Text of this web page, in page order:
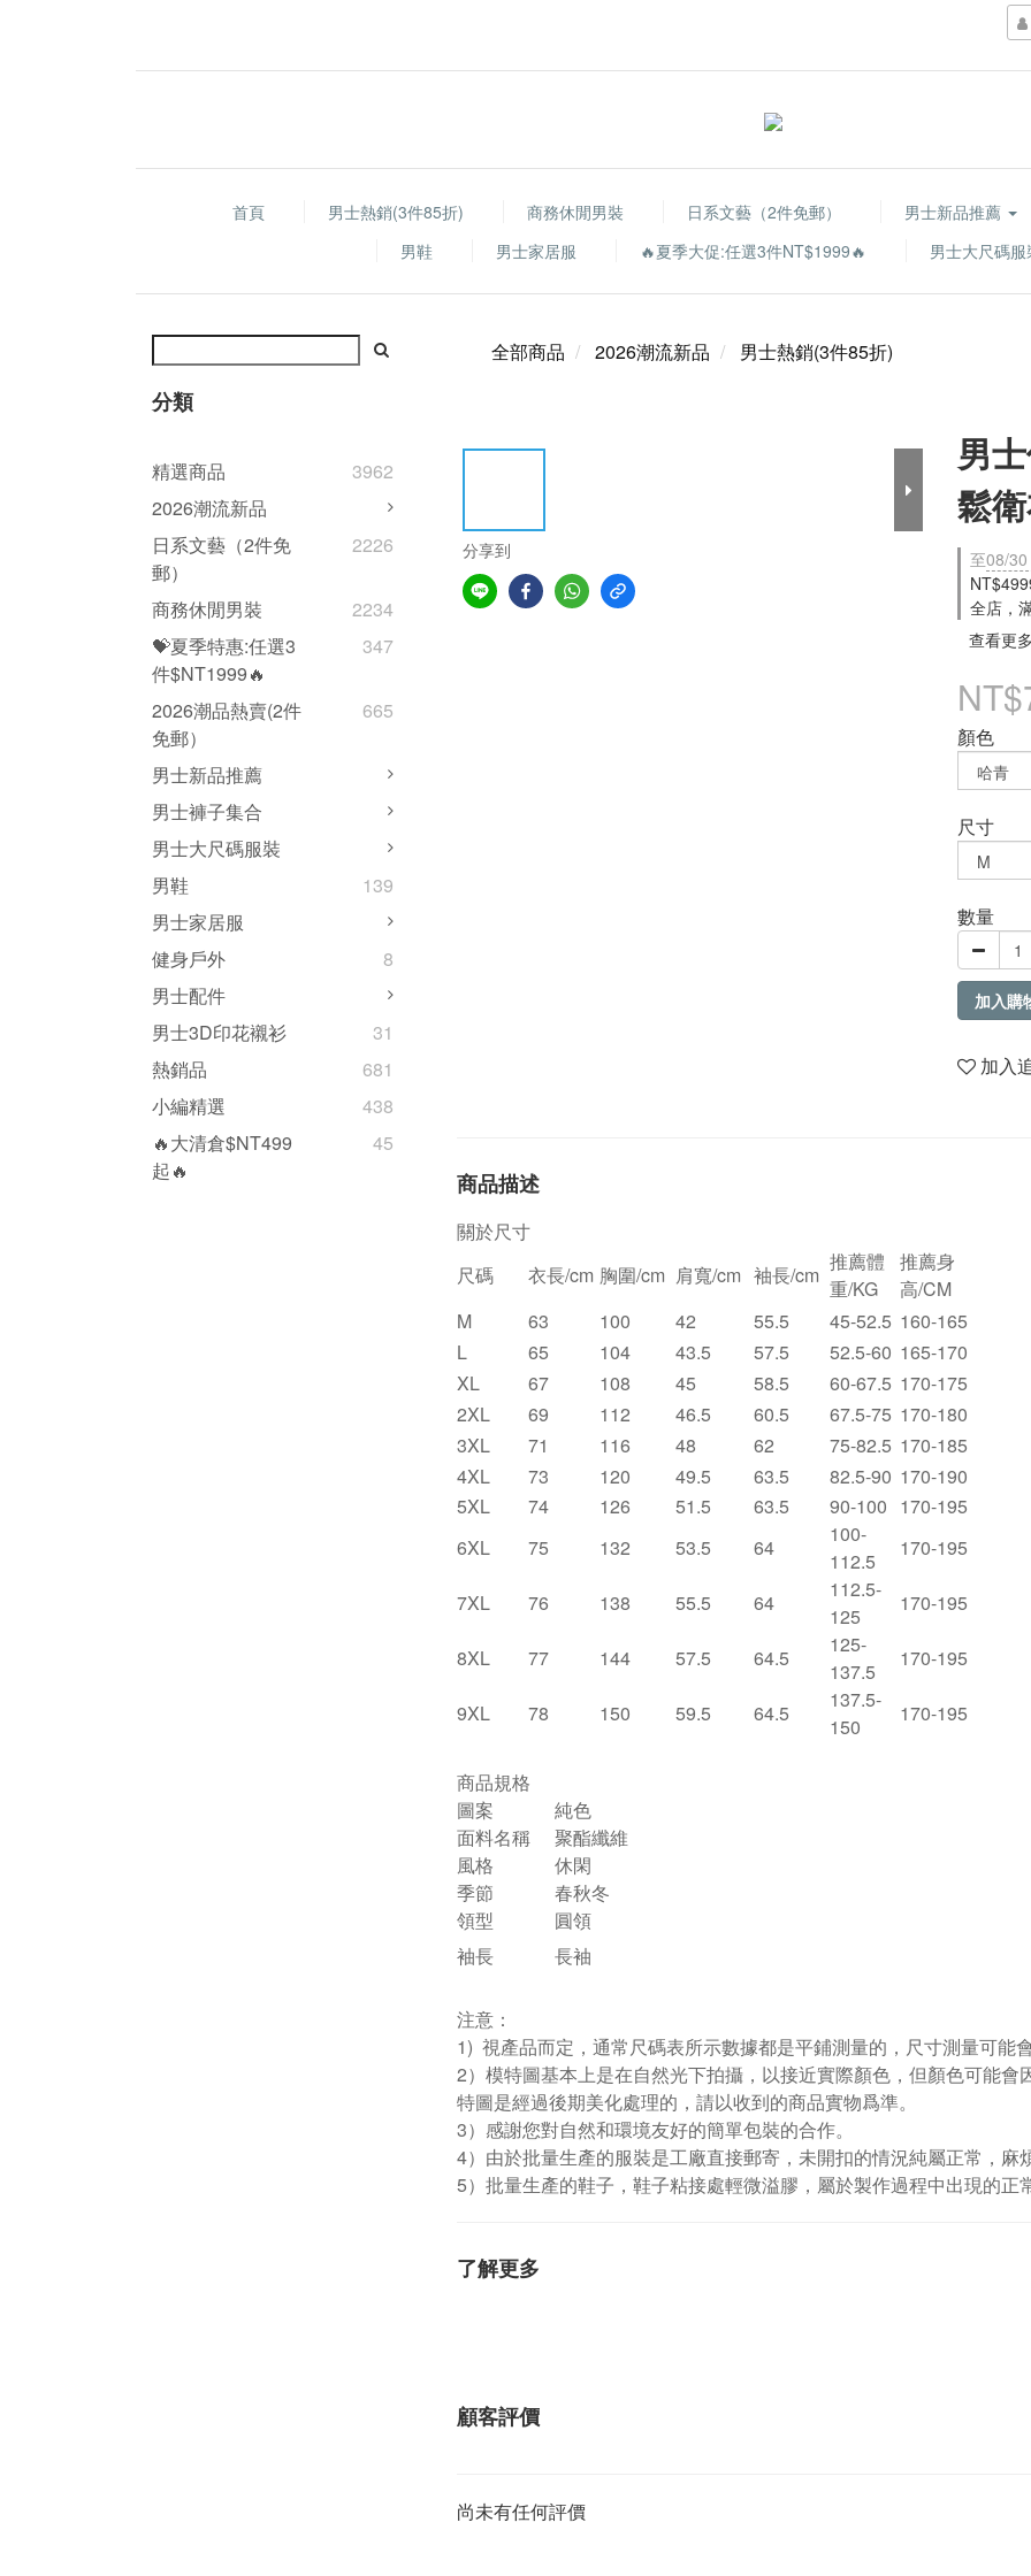
首頁 男士熱銷(3件85折) 商務休閒男裝 日系文藝（2件免郵）
男士新品推薦
男鞋
男士家居服 🔥夏季大促:任選3件NT$1999🔥 男士大尺碼服
分類
精選商品
3962
2026潮流新品
日系文藝（2件免
郵）
2226
商務休閒男裝
2234
💝夏季特惠:任選3
件$NT1999🔥
347
2026潮品熱賣(2件
免郵）
665
男士新品推薦
男士褲子集合
男士大尺碼服裝
男鞋
139
男士家居服
健身戶外
8
男士配件
男士3D印花襯衫
31
熱銷品
681
小編精選
438
🔥大清倉$NT499
起🔥
45
全部商品 2026潮流新品 男士熱銷(3件85折)
分享到
男
鬆
至08/
全店，
查看更
顏色
尺寸
數量
加入購
加入
商品描述
關於尺寸
尺碼
衣長/cm 胸圍/cm 肩寬/cm 袖長/cm
推薦體
重/KG
推薦身
高/CM
M
63 100 42 55.5 45-52.5 160-165
L
65 104 43.5 57.5 52.5-60 165-170
XL
67 108 45 58.5 60-67.5 170-175
2XL
69 112 46.5 60.5 67.5-75 170-180
3XL
71 116 48 62 75-82.5 170-185
4XL
73 120 49.5 63.5 82.5-90 170-190
5XL
74 126 51.5 63.5 90-100 170-195
6XL
75 132 53.5 64
100-
112.5
170-195
7XL 76 138 55.5 64
112.5-
125
170-195
8XL 77 144 57.5 64.5
125-
137.5
170-195
9XL 78 150 59.5 64.5
137.5-
150
170-195
商品規格
圖案
純色
面料名稱
聚酯纖維
風格
休閑
季節
春秋冬
領型
圓領
袖長
長袖
注意：
1) 視產品而定，通常尺碼表所示數據都是平鋪測量的，尺寸測量可能
2）模特圖基本上是在自然光下拍攝，以接近實際顏色，但顏色可能
特圖是經過後期美化處理的，請以收到的商品實物爲準。
3）感謝您對自然和環境友好的簡單包裝的合作。
4）由於批量生產的服裝是工廠直接郵寄，未開扣的情況純屬正常，麻
5）批量生產的鞋子，鞋子粘接處輕微溢膠，屬於製作過程中出現的
了解更多
顧客評價
尚未有任何評價